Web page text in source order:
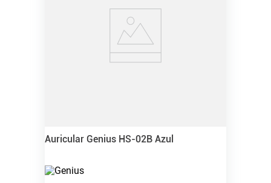
Auricular Genius HS-02B Azul